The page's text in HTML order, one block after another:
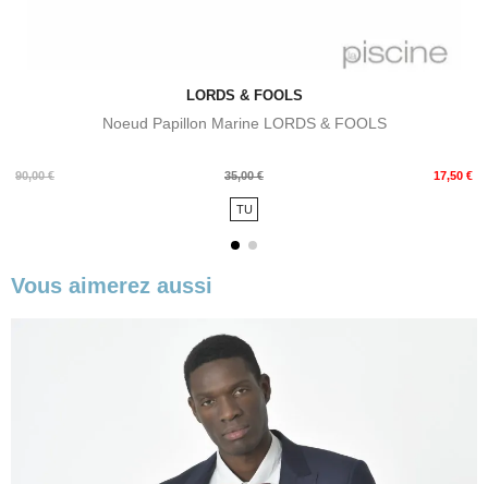
LORDS & FOOLS
Noeud Papillon Marine LORDS & FOOLS
90,00 €
Prix
35,00 € 17,50 €
Prix
TU
Vous aimerez aussi